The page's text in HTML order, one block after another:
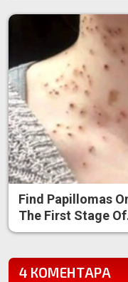
Find Papillomas
The First Stage
4 КОМЕНТАРА